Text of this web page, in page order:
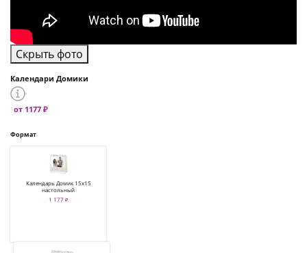
Скрыть фото
Календари Домики
от 1177 ₽
Формат
Календарь Домик 15х15
настольный
1 177 ₽